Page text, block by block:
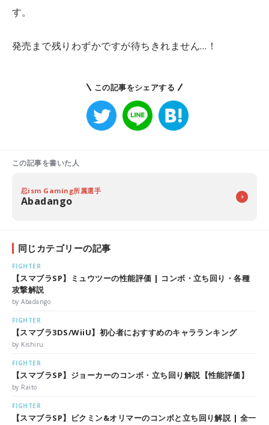
す。
発売まで残りわずかですが待ちきれません…！
この記事をシェアする
この記事を書いた人
忍ism Gaming所属選手
Abadango
同じカテゴリーの記事
FIGHTER
【スマブラSP】ミュウツーの性能評価 | コンボ・立ち回り・各種
攻撃解説
by Abadango
FIGHTER
【スマブラ3DS/WiiU】初心者におすすめのキャラランキング
by Kishiru
FIGHTER
【スマブラSP】ジョーカーのコンボ・立ち回り解説【性能評価】
by Raito
FIGHTER
【スマブラSP】ピクミン&オリマーのコンボと立ち回り解説 | 全一